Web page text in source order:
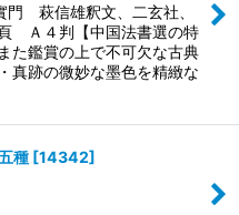
萩信雄釈文、二玄社、
Ａ４判【中国法書選の特
た鑑賞の上で不可欠な古典
真跡の微妙な墨色を精緻な
種 [14342]